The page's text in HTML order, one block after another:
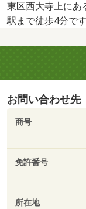
東区西大寺上にあ
駅まで徒歩4分です
お問い合わせ先
商号
免許番号
所在地